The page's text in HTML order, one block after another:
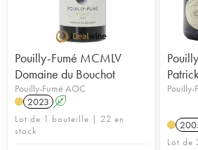
Pouilly-Fumé MCMLV
Domaine du Bouchot
Pouilly-Fumé AOC
2023 A
Lot de 1 bouteille | 22 en
stock
Pouilly-
Lot de